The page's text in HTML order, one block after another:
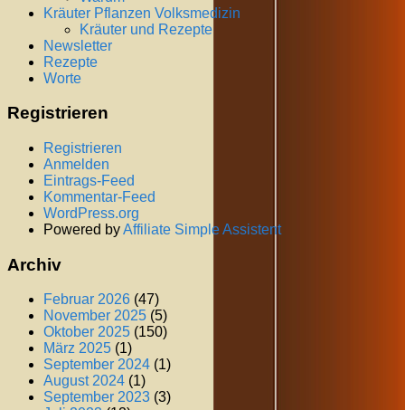
Kräuter Pflanzen Volksmedizin
Kräuter und Rezepte
Newsletter
Rezepte
Worte
Registrieren
Registrieren
Anmelden
Eintrags-Feed
Kommentar-Feed
WordPress.org
Powered byAffiliate Simple Assistent
Archiv
Februar 2026 (47)
November 2025 (5)
Oktober 2025 (150)
März 2025 (1)
September 2024 (1)
August 2024 (1)
September 2023 (3)